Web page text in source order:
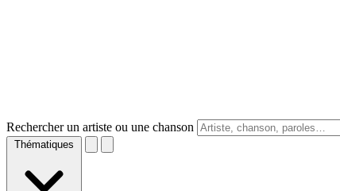
Rechercher un artiste ou une chanson
Thématiques